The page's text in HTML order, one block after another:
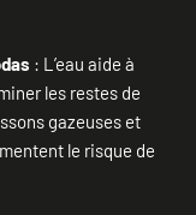
: L’eau aide à
les restes de
gazeuses et
le risque de